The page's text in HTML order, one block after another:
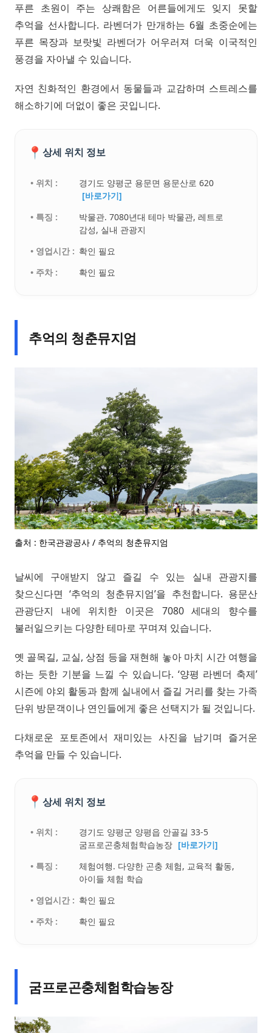
푸른 초원이 주는 상쾌함은 어른들에게도 잊지 못할
추억을 선사합니다. 라벤더가 만개하는 6월 초중순에는
푸른 목장과 보랏빛 라벤더가 어우러져 더욱 이국적인
풍경을 자아낼 수 있습니다.
자연 친화적인 환경에서 동물들과 교감하며 스트레스를
해소하기에 더없이 좋은 곳입니다.
📍 상세 위치 정보
• 위치 :
경기도 양평군 용문면 용문산로 620
[바로가기]
• 특징 :
박물관. 7080년대 테마 박물관, 레트로
감성, 실내 관광지
• 영업시간 : 확인 필요
• 주차 :
확인 필요
추억의 청춘뮤지엄
출처 : 한국관광공사 / 추억의 청춘뮤지엄
날씨에 구애받지 않고 즐길 수 있는 실내 관광지를
찾으신다면 ‘추억의 청춘뮤지엄’을 추천합니다. 용문산
관광단지 내에 위치한 이곳은 7080 세대의 향수를
불러일으키는 다양한 테마로 꾸며져 있습니다.
옛 골목길, 교실, 상점 등을 재현해 놓아 마치 시간 여행을
하는 듯한 기분을 느낄 수 있습니다. ‘양평 라벤더 축제’
시즌에 야외 활동과 함께 실내에서 즐길 거리를 찾는 가족
단위 방문객이나 연인들에게 좋은 선택지가 될 것입니다.
다채로운 포토존에서 재미있는 사진을 남기며 즐거운
추억을 만들 수 있습니다.
📍 상세 위치 정보
• 위치 :
경기도 양평군 양평읍 안골길 33-5
굼프로곤충체험학습농장 [바로가기]
• 특징 :
체험여행. 다양한 곤충 체험, 교육적 활동,
아이들 체험 학습
• 영업시간 : 확인 필요
• 주차 :
확인 필요
굼프로곤충체험학습농장